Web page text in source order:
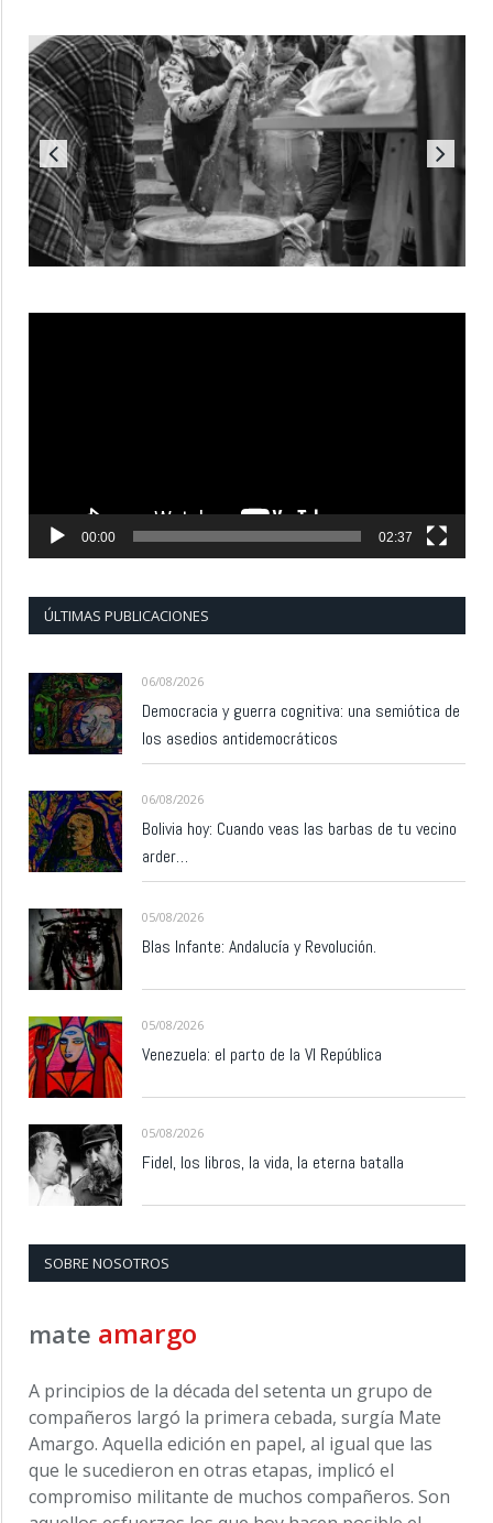
00:00 02:37
ÚLTIMAS PUBLICACIONES
06/08/2026
Democracia y guerra cognitiva: una semiótica de
los asedios antidemocráticos
06/08/2026
Bolivia hoy: Cuando veas las barbas de tu vecino
arder…
05/08/2026
Blas Infante: Andalucía y Revolución.
05/08/2026
Venezuela: el parto de la VI República
05/08/2026
Fidel, los libros, la vida, la eterna batalla
SOBRE NOSOTROS
mate amargo
A principios de la década del setenta un grupo de
compañeros largó la primera cebada, surgía Mate
Amargo. Aquella edición en papel, al igual que las
que le sucedieron en otras etapas, implicó el
compromiso militante de muchos compañeros. Son